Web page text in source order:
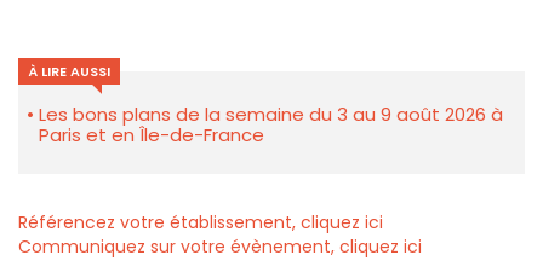
À LIRE AUSSI
Les bons plans de la semaine du 3 au 9 août 2026 à
Paris et en Île-de-France
Référencez votre établissement, cliquez ici
Communiquez sur votre évènement, cliquez ici